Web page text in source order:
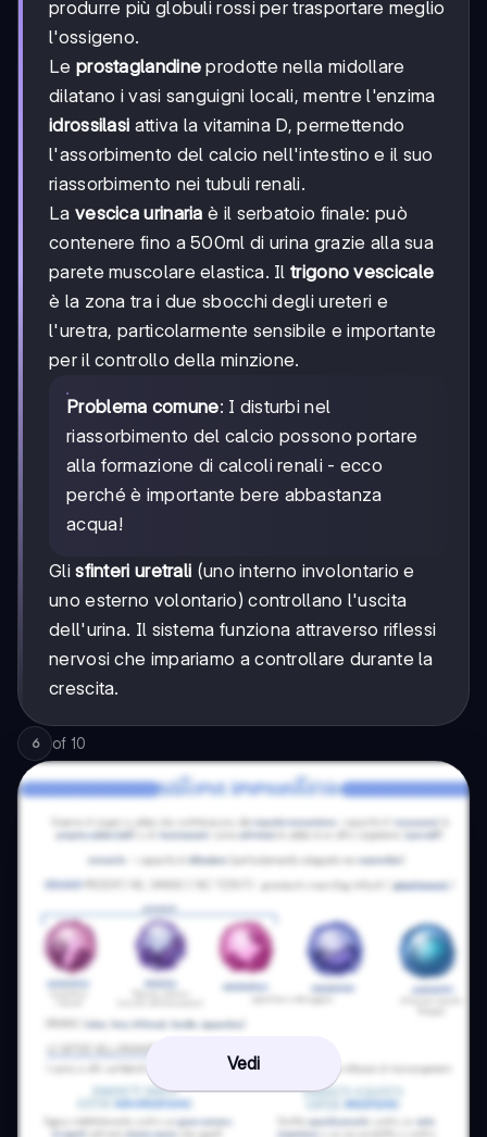
produrre più globuli rossi per trasportare meglio
l'ossigeno.
Le prostaglandine prodotte nella midollare
dilatano i vasi sanguigni locali, mentre l'enzima
idrossilasi attiva la vitamina D, permettendo
l'assorbimento del calcio nell'intestino e il suo
riassorbimento nei tubuli renali.
La vescica urinaria è il serbatoio finale: può
contenere fino a 500ml di urina grazie alla sua
parete muscolare elastica. Iltrigono vescicale
è la zona tra i due sbocchi degli ureteri e
l'uretra, particolarmente sensibile e importante
per il controllo della minzione.
Problema comune: I disturbi nel
riassorbimento del calcio possono portare
alla formazione di calcoli renali - ecco
perché è importante bere abbastanza
acqua!
Glisfinteri uretrali (uno interno involontario e
uno esterno volontario) controllano l'uscita
dell'urina. Il sistema funziona attraverso riflessi
nervosi che impariamo a controllare durante la
crescita.
6 of 10
Vedi